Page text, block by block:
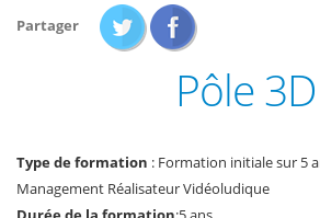
Partager
Pôle 3D
Type de formation : Formation initiale sur 5
Management Réalisateur Vidéoludique